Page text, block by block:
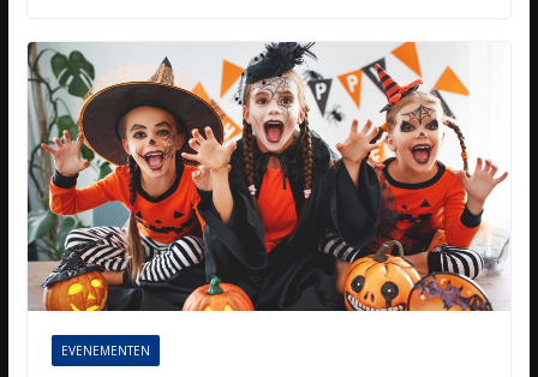
EVENEMENTEN